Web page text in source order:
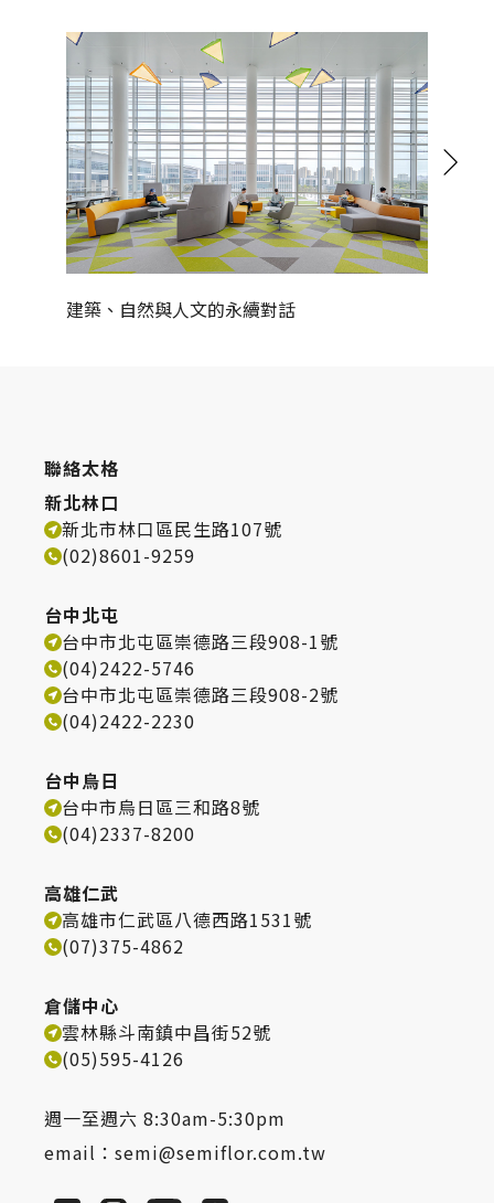
建築、自然與人文的永續對話
聯絡太格
新北林口
新北市林口區民生路107號
(02)8601-9259
台中北屯
台中市北屯區崇德路三段908-1號
(04)2422-5746
台中市北屯區崇德路三段908-2號
(04)2422-2230
台中烏日
台中市烏日區三和路8號
(04)2337-8200
高雄仁武
高雄市仁武區八德西路1531號
(07)375-4862
倉儲中心
雲林縣斗南鎮中昌街52號
(05)595-4126
週一至週六 8:30am-5:30pm
email： semi@semiflor.com.tw